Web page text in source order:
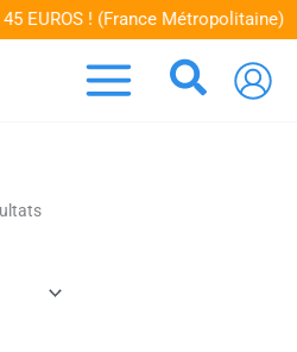
EUROS ! (France Métropolitaine)